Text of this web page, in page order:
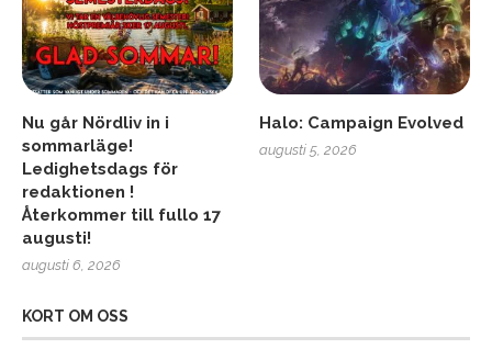
Nu går Nördliv in i
sommarläge!
Ledighetsdags för
redaktionen !
Återkommer till fullo 17
augusti!
augusti 6, 2026
Halo: Campaign Evolved
augusti 5, 2026
KORT OM OSS